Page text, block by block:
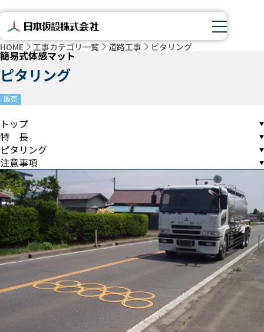
HOME 工事カテゴリ一覧 道路工事 ピタリング
簡易式体感マット
ピタリング
販売
トップ
特 長
ピタリング
注意事項